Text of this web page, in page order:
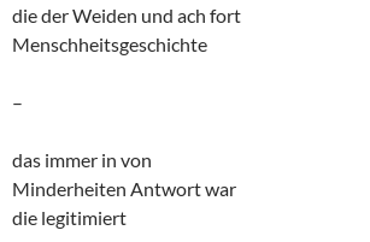
die der Weiden und ach fort
Menschheitsgeschichte
–
das immer in von
Minderheiten Antwort war
die legitimiert